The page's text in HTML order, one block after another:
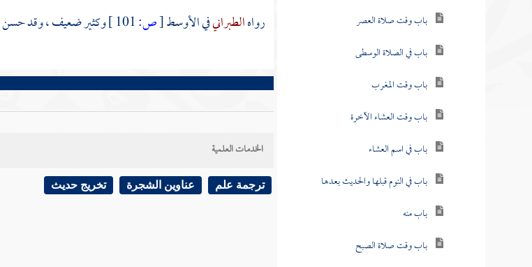
باب وقت صلاة العصر
باب في الصلاة الوسطى
باب وقت المغرب
باب وقت العشاء الآخرة
باب في اسم العشاء
باب في النوم قبلها والحديث بعدها
باب منه
باب وقت صلاة الصبح
رواهالطبرانيفي الأوسط[ص: وكثيرضعيف ، وقد حسن
الخدمات العلمية
ترجمة علم عناوين الشجرة تخريج حديث